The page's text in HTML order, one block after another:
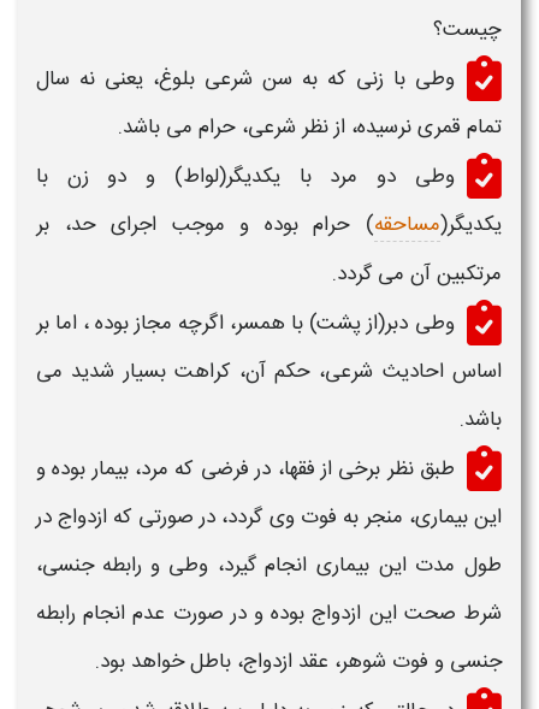
چیست؟
وطی با زنی که به سن شرعی بلوغ، یعنی نه سال
تمام قمری نرسیده، از نظر شرعی، حرام می باشد.
وطی دو مرد با یکدیگر(لواط) و دو زن با
یکدیگر(مساحقه) حرام بوده و موجب اجرای حد، بر
مرتکبین آن می گردد.
وطی دبر(از پشت) با همسر، اگرچه مجاز بوده ، اما بر
اساس احادیث شرعی، حکم آن، کراهت بسیار شدید می
باشد.
طبق نظر برخی از فقها، در فرضی که مرد، بیمار بوده و
این بیماری، منجر به فوت وی گردد، در صورتی که ازدواج در
طول مدت این بیماری انجام گیرد، وطی و رابطه جنسی،
شرط صحت این ازدواج بوده و در صورت عدم انجام رابطه
جنسی و فوت شوهر، عقد ازدواج، باطل خواهد بود.